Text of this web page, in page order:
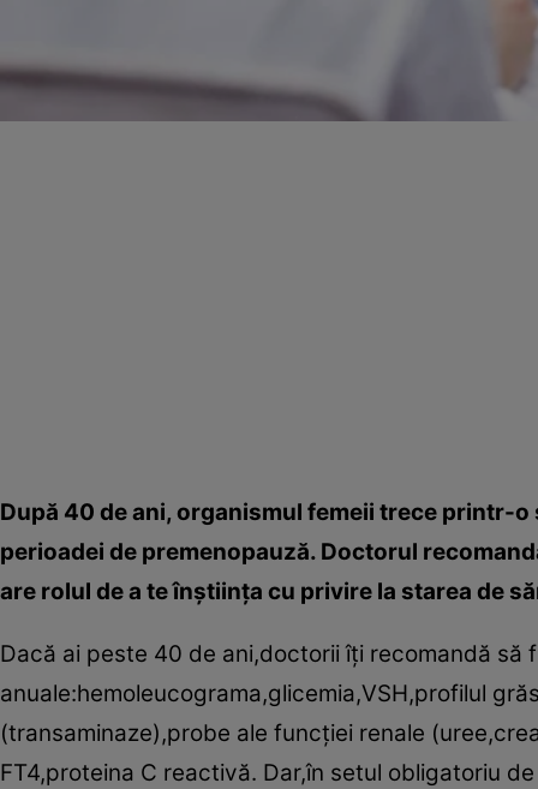
După 40 de ani, organismul femeii trece printr-
perioadei de premenopauză. Doctorul
are rolul de a te înştiinţa cu privire la starea de
Dacă ai peste 40 de ani,doctorii îţi recomandă să
anuale:hemoleucograma,glicemia,VSH,profilul
(transaminaze),probe ale funcţiei renale
FT4,proteina C reactivă. Dar,în setul obligatoriu